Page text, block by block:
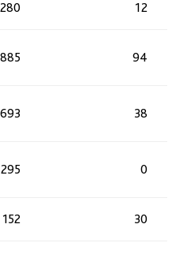
12
94
693 38
295 0
152
30